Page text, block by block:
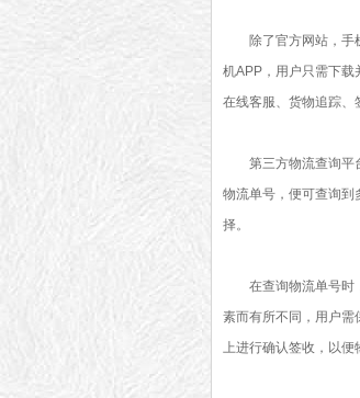
除了官方网站，
机APP，用户只需下载
在线客服、货物追踪、
第三方物流查询平
物流单号，便可查询到
择。
在查询物流单号时
素而有所不同，用户需
上进行确认签收，以便